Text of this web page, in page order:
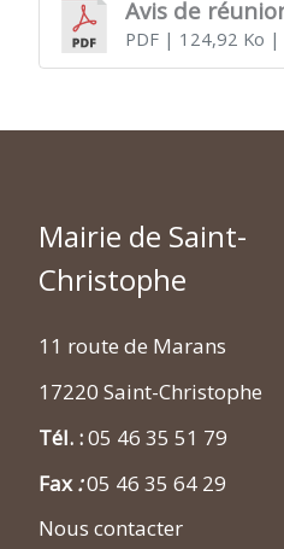
Avis de
PDF| 124,92 Ko |
Mairie de Saint-
Christophe
11 route de Marans
17220 Saint-Christophe
Tél. :05 46 35 51 79
Fax :05 46 35 64 29
Nous contacter